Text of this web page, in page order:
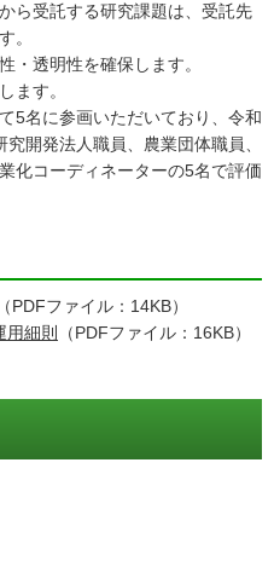
ら受託する研究課題は、受託先
。
・透明性を確保します。
ます。
5名に参画いただいており、令和
開発法人職員、農業団体職員、
化コーディネーターの5名で評価
（PDFファイル：14KB）
細則
（PDFファイル：16KB）